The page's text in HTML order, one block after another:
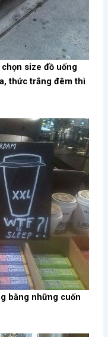
size đồ uống
thức trắng đêm thì
bằng những cuốn